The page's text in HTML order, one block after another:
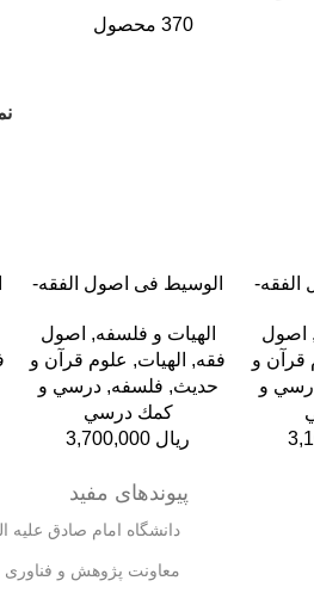
370 محصول
الفقه-
, اصول
قرآن و
و
افزودن به سبد خرید
الوسیط فی اصول الفقه-
الهیات و فلسفه, اصول
فقه, الهيات, علوم قرآن و
حدیث, فلسفه,درسي و
كمك درسي
ریال
پیوندهای مفید
دانشگاه امام صادق علیه
معاونت پژوهش و فناوری